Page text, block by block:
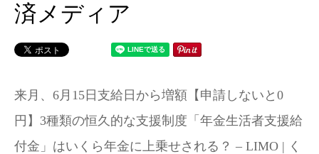
済メディア
来月、6月15日支給日から増額【申請しないと0
円】3種類の恒久的な支援制度「年金生活者支援給
付金」はいくら年金に上乗せされる？ – LIMO | く